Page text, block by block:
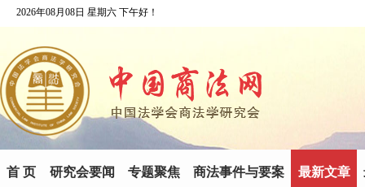
2026年08月08日 星期六 下午好！
首 页 研究会要闻 专题聚焦 商法事件与要案 最新文章